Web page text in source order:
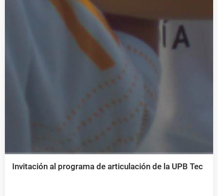
Invitación al programa de articulación de la UPB Tec